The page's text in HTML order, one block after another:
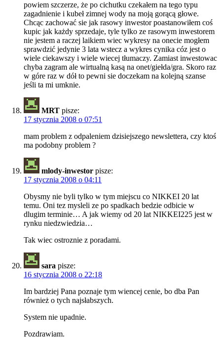
powiem szczerze, że po cichutku czekałem na tego typu
zagadnienie i kubeł zimnej wody na moją gorącą głowe.
Chcąc zachować sie jak rasowy inwestor poastanowiłem coś
kupic jak każdy sprzedaje, tyle tylko ze rasowym inwestorem
nie jestem a raczej laikiem wiec wykresy na onecie mogłem
sprawdzić jedynie 3 lata wstecz a wykres cynika cóz jest o
wiele ciekawszy i wiele wiecej tłumaczy. Zamiast inwestowac
chyba zagram ale wirtualną kasą na onet/giełda/gra. Skoro raz
w góre raz w dół to pewni sie doczekam na kolejną szanse
jeśli ta mi umknie.
MRT pisze:
17 stycznia 2008 o 07:51
mam problem z odpaleniem dzisiejszego newslettera, czy ktoś
ma podobny problem ?
mlody-inwestor pisze:
17 stycznia 2008 o 04:11
Obysmy nie byli tylko w tym miejscu co NIKKEI 20 lat
temu. Oni tez mysleli ze po spadkach bedzie odbicie w
dlugim terminie… A jak wiemy od 20 lat NIKKEI225 jest w
rynku niedzwiedzia…
Tak wiec ostroznie z poradami.
sara pisze:
16 stycznia 2008 o 22:18
Im bardziej Pana poznaje tym wiencej cenie, bo dba Pan
również o tych najsłabszych.
System nie upadnie.
Pozdrawiam.